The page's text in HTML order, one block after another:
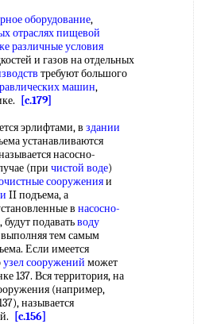
оборудование,
отрасляхпищевой
различныеусловия
и газов на отдельных
требуют большого
машин,
[c.179]
эрлифтами, в здании
устанавливаются
насосно-
(при чистой воде)
сооруженияи
II подъема, а
в насосно-
, будут подаватьводу
выполняя тем самым
Если имеется
узел сооружений может
137. Вся территория, на
(например,
называется
[c.156]